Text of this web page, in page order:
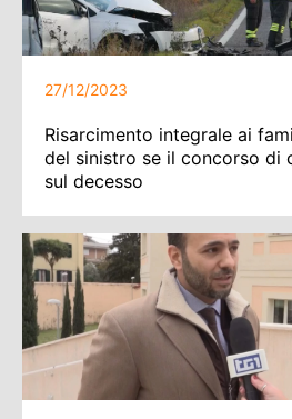
27/12/2023
Risarcimento integrale ai
del sinistro se il concorso di
sul decesso